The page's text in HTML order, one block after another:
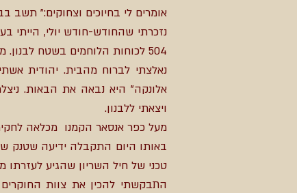
אומרים לי בחיוכים וצחוקים:"
נזכרתי שהחודש-חודש יולי, הייתי
504 לכוחות הלוחמים בשטח לבנון. משימה נוספת הייתה להקים מתקן חקירות בדרום לבנון (מחנה אנסאר).
נאלצתי לברוח מהבית. יהודית
אלונקה" היא נבאה את הבאות.
ויצאתי ללבנון.
מעל כפר אנסאר הקמנו מכלאה
טכני של חיל השריון שהגיע
התבקשתי להכין את צוות